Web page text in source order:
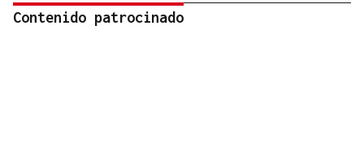
Contenido patrocinado